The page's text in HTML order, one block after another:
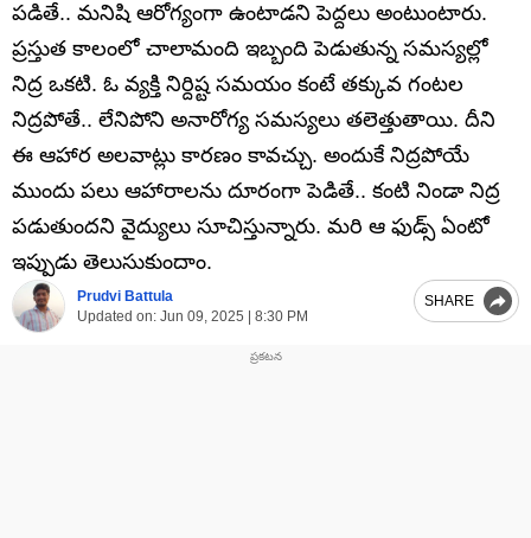
పడితే.. మనిషి ఆరోగ్యంగా ఉంటాడని పెద్దలు అంటుంటారు.
ప్రస్తుత కాలంలో చాలామంది ఇబ్బంది పెడుతున్న సమస్యల్లో
నిద్ర ఒకటి. ఓ వ్యక్తి నిర్దిష్ట సమయం కంటే తక్కువ గంటల
నిద్రపోతే.. లేనిపోని అనారోగ్య సమస్యలు తలెత్తుతాయి. దీని
ఈ ఆహార అలవాట్లు కారణం కావచ్చు. అందుకే నిద్రపోయే
ముందు పలు ఆహారాలను దూరంగా పెడితే.. కంటి నిండా నిద్ర
పడుతుందని వైద్యులు సూచిస్తున్నారు. మరి ఆ ఫుడ్స్ ఏంటో
ఇప్పుడు తెలుసుకుందాం.
Prudvi Battula
Updated on: Jun 09, 2025 | 8:30 PM
SHARE